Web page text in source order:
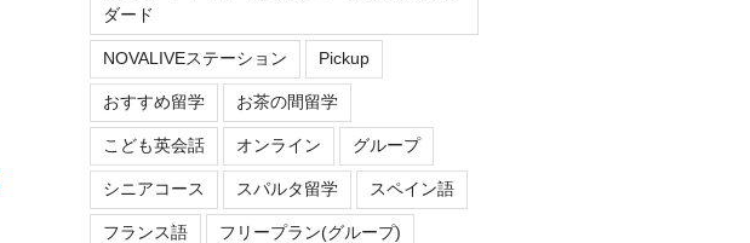
ダード
NOVALIVEステーション Pickup
おすすめ留学 お茶の間留学
こども英会話 オンライン グループ
シニアコース スパルタ留学 スペイン語
フランス語 フリープラン(グループ)